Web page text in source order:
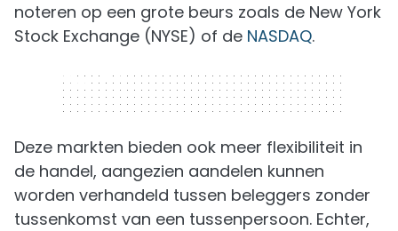
noteren op een grote beurs zoals de New York
Stock Exchange (NYSE) of de NASDAQ.
320 x 50
Deze markten bieden ook meer flexibiliteit in
de handel, aangezien aandelen kunnen
worden verhandeld tussen beleggers zonder
tussenkomst van een tussenpersoon. Echter,